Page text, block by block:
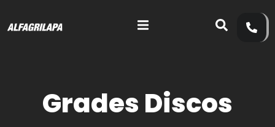
Grades Discos